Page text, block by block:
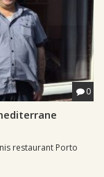
0
restaurant Porto